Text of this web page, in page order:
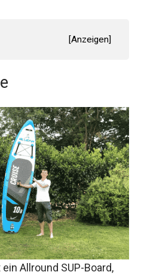
[Anzeigen]
Allround SUP-Board,